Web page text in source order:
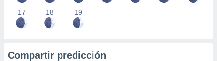
17 18 19
Compartir predicción